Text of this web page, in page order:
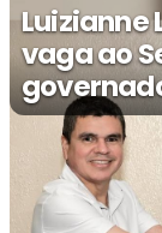
Luizianne
vaga ao